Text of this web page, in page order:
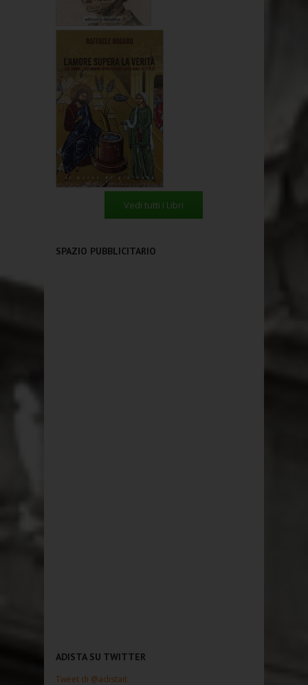
Vedi tutti i Libri
SPAZIO PUBBLICITARIO
ADISTA SU TWITTER
Tweet di @adistait